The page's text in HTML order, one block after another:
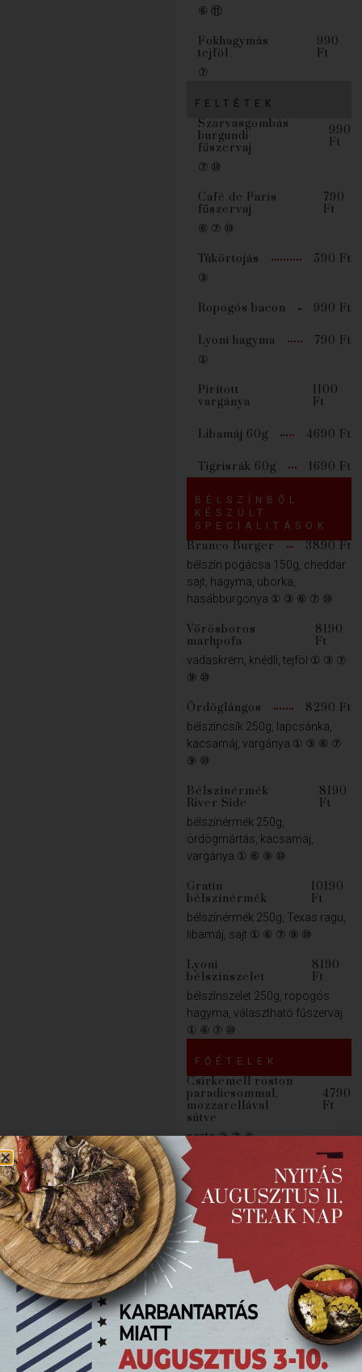
⑥ ⑪
Fokhagymás
tejföl
990
Ft
⑦
FELTÉTEK
Szarvasgombás
burgundi
fűszervaj
990
Ft
⑦ ⑩
Café de Paris
fűszervaj
790
Ft
⑥ ⑦ ⑩
Tükörtojás 590 Ft
③
Ropogós bacon 990 Ft
Lyoni hagyma 790 Ft
①
Pirított
vargánya
1100
Ft
Libamáj 60g 4690 Ft
Tigrisrák 60g 1690 Ft
BÉLSZÍNBŐL
KÉSZÜLT
SPECIALITÁSOK
Branco Burger 3890 Ft
bélszín pogácsa 150g, cheddar
sajt, hagyma, uborka,
hasábburgonya ① ③ ⑥ ⑦ ⑩
Vörösboros
marhpofa
8190
Ft
vadaskrém, knédli, tejföl ① ③ ⑦
⑨ ⑩
Ördöglángos 8290 Ft
bélszíncsík 250g, lapcsánka,
kacsamáj, vargánya ① ③ ⑥ ⑦
⑨ ⑩
Bélszínérmék
River Side
8190
Ft
bélszínérmék 250g,
ördögmártás, kacsamáj,
vargánya ① ⑥ ⑨ ⑩
Gratin
bélszínérmék
10190
Ft
bélszínérmék 250g, Texas ragu,
libamáj, sajt ① ⑥ ⑦ ⑨ ⑩
Lyoni
bélszínszelet
8190
Ft
bélszínszelet 250g, ropogós
hagyma, választható fűszervaj
① ⑥ ⑦ ⑩
FŐÉTELEK
Csirkemell roston
paradicsommal,
mozzarellával
sütve
4790
Ft
pesto ③ ⑦ ⑧
Csirkemell
csíkok
4690
Ft
Fűszeres ropogós bundában
sütve, BBQ mártással ① ③ ⑥
Csirkemell
Saltinbocca
pármai sonka, zsálya,
parmezánszósz ① ⑦
BBQ kacsacomb 6490 Ft
juharszirup, mangós coleslow
⑥